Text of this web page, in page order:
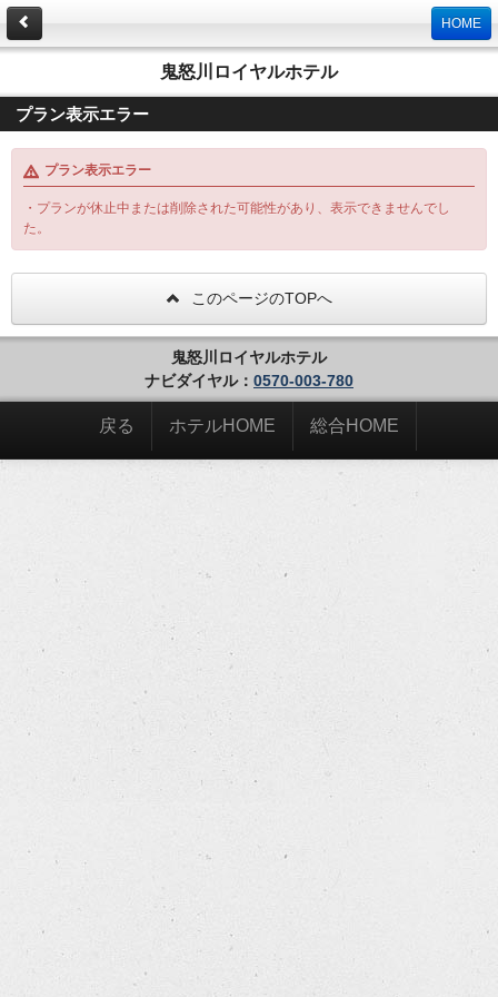
HOME
鬼怒川ロイヤルホテル
プラン表示エラー
プラン表示エラー
・プランが休止中または削除された可能性があり、表示できませんでし
た。
このページのTOPへ
鬼怒川ロイヤルホテル
ナビダイヤル： 0570-003-780
戻る ホテルHOME 総合HOME